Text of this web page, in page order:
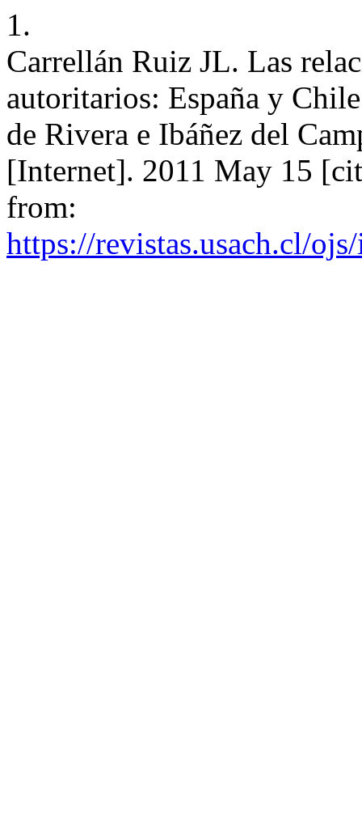
1.
Carrellán Ruiz JL. Las
autoritarios: España y
de Rivera e Ibáñez del
[Internet]. 2011 May 15
from:
https://revistas.usach.cl/